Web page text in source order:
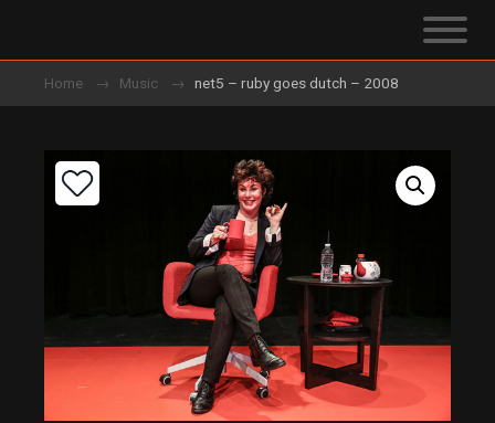
Home Music net5 – ruby goes dutch – 2008